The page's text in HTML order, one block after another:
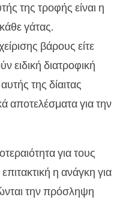
της τροφής είναι η
γάτας.
βάρους είτε
ειδική διατροφική
της δίαιτας
αποτελέσματα για την
για τους
η ανάγκη για
την πρόσληψη